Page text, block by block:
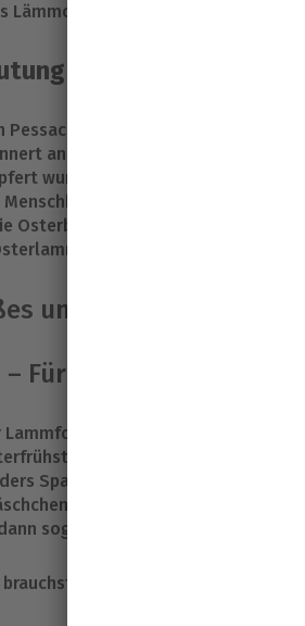
Lämmchen mit Puderzucker
– Wusstest du,
hat? Für gläubige
an das „Pessachlamm“, das im
wurde. Im Christentum wird
erlöst hat. Wir finden die
Osterbotschaft lieber mit einem
Rezept genau das Richtige!
Für Klein und Groß
auch eine Hasenform für
bringst Du jedoch mit
Spaß, denn das Osterhasen
zu formen und zu verzieren.
sogar doppelt so groß!
Du folgenden Zutaten: